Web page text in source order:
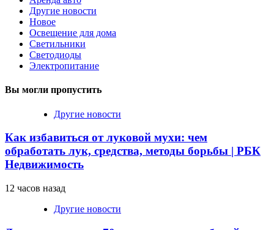
Другие новости
Новое
Освещение для дома
Светильники
Светодиоды
Электропитание
Вы могли пропустить
Другие новости
Как избавиться от луковой мухи: чем
обработать лук, средства, методы борьбы | РБК
Недвижимость
12 часов назад
Другие новости